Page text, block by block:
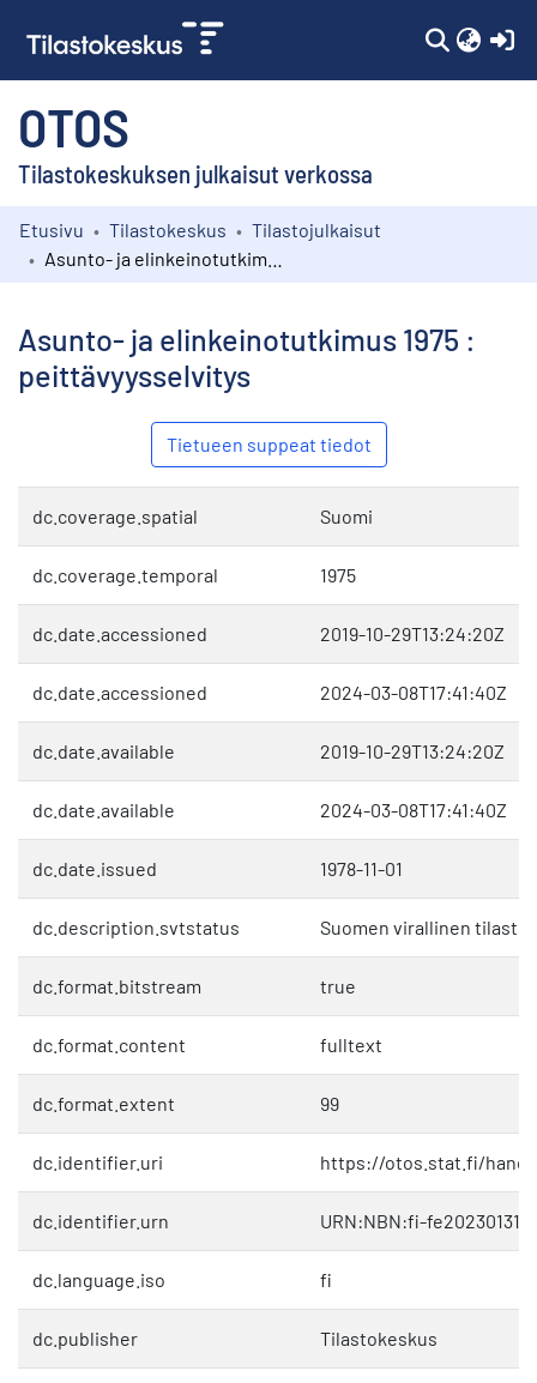
OTOS
Tilastokeskuksen julkaisut verkossa
Kokoelmat
Etusivu Tilastokeskus
Tilastojulkaisut
Asunto- ja elinkeinotutkimus 1975 :
peittävyysselvitys
Tietueen suppeat tiedot
dc.coverage.spatial Suomi
dc.coverage.temporal 1975
dc.date.accessioned 2019-10-29T13:24:20Z
dc.date.accessioned 2024-03-08T17:41:40Z
dc.date.available 2019-10-29T13:24:20Z
dc.date.available 2024-03-08T17:41:40Z
dc.date.issued 1978-11-01
dc.description.svtstatus Suomen virallinen tilasto
dc.format.bitstream true
dc.format.content fulltext
dc.format.extent 99
dc.identifier.uri https://otos.stat.fi/
dc.identifier.urn URN:NBN:fi-
dc.language.iso fi
dc.publisher Tilastokeskus